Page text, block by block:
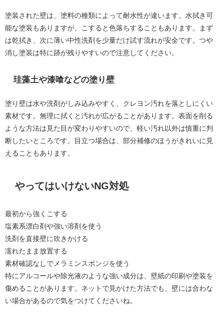
塗装された壁は、塗料の種類によって耐水性が違います。水拭き可
能な塗装もありますが、こすると色落ちすることもあります。まず
は乾拭き、次に薄い中性洗剤を少量だけ試す流れが安全です。つや
消し塗装は特に跡が残りやすいので注意してください。
珪藻土や漆喰などの塗り壁
塗り壁は水や洗剤がしみ込みやすく、クレヨン汚れを落としにくい
素材です。無理に拭くと汚れが広がることがあります。表面を削る
ような方法は見た目が変わりやすいので、軽い汚れ以外は慎重に判
断したいところです。目立つ場合は、部分補修のほうがきれいに見
えることもあります。
やってはいけないNG対処
最初から強くこする
塩素系漂白剤や強い溶剤を使う
洗剤を直接壁に吹きかける
濡れたまま放置する
素材確認なしでメラミンスポンジを使う
特にアルコールや除光液のような強い成分は、壁紙の印刷や塗装を
傷めることがあります。ネットで見かけた方法でも、壁には合わな
い場合があるので気をつけてくださいね。